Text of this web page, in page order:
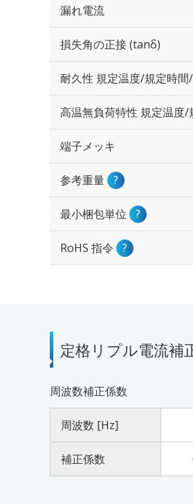
漏れ電流
損失角の正接 (tanδ)
耐久性 規定温度/規定時間
高温無負荷特性 規定温度/
端子メッキ
参考重量 ?
最小梱包単位 ?
RoHS 指令 ?
定格リプル電流補
周波数補正係数
周波数 [Hz]
補正係数